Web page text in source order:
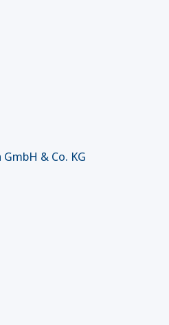
& Co. KG